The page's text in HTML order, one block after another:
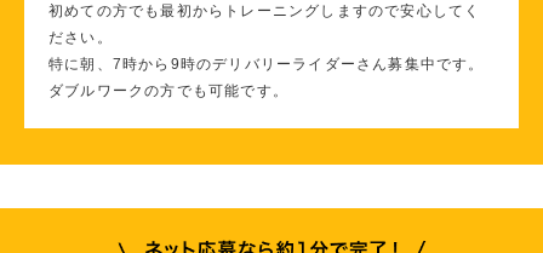
初めての方でも最初からトレーニングしますので安心してく
ださい。
特に朝、7時から9時のデリバリーライダーさん募集中です。
ダブルワークの方でも可能です。